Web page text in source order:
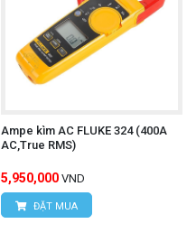
Ampe kìm AC FLUKE 324 (400A
AC,True RMS)
5,950,000 VND
ĐẶT MUA